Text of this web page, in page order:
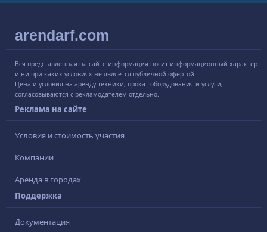
arendarf.com
Вся представленная на сайте информация носит информационный характер
и ни при каких условиях не является публичной офертой.
Цена и условия на аренду техники, прокат оборудования и услуги,
согласовываются с рекламодателем отдельно.
Реклама на сайте
Условия и стоимость участия
Компании
Аренда в городах
Поддержка
Документация